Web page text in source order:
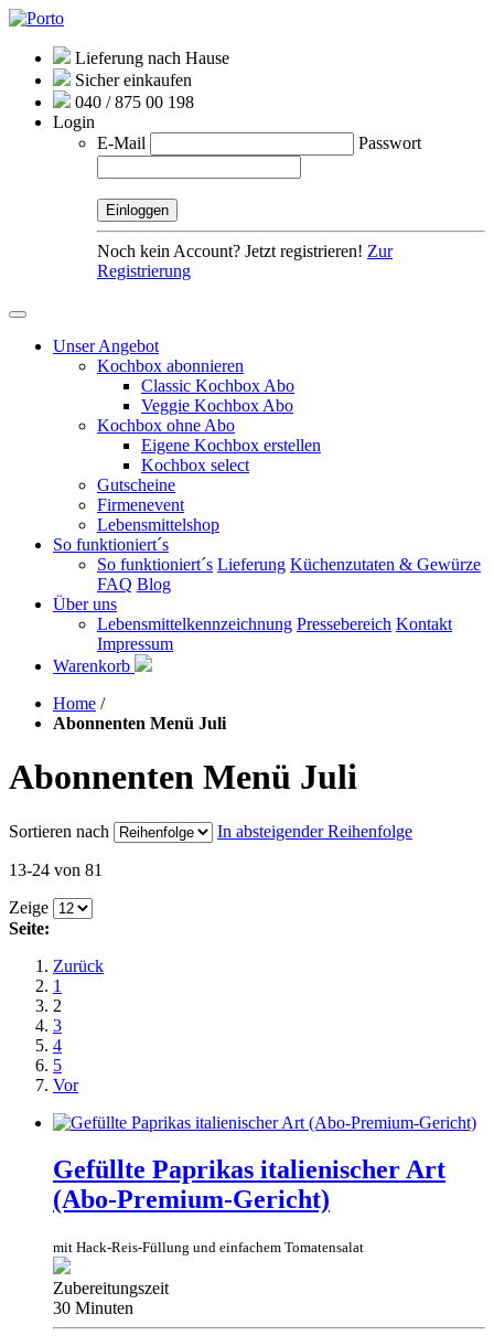
Lieferung nach Hause
Sicher einkaufen
040 / 875 00 198
Login
E-Mail
Passwort
Noch kein Account? Jetzt registrieren! Zur
Registrierung
Unser Angebot
Kochbox abonnieren
Classic Kochbox Abo
Veggie Kochbox Abo
Kochbox ohne Abo
Eigene Kochbox erstellen
Kochbox select
Gutscheine
Firmenevent
Lebensmittelshop
So funktioniert´s
So funktioniert´s Lieferung Küchenzutaten & Gewürze
FAQ Blog
Über uns
Lebensmittelkennzeichnung Pressebereich Kontakt
Impressum
Warenkorb
Home /
Abonnenten Menü Juli
Abonnenten Menü Juli
Sortieren nach In absteigender Reihenfolge
13-24 von 81
Zeige
Seite:
Zurück
1
2
3
4
5
Vor
Gefüllte Paprikas italienischer Art
(Abo-Premium-Gericht)
mit Hack-Reis-Füllung und einfachem Tomatensalat
Zubereitungszeit
30 Minuten